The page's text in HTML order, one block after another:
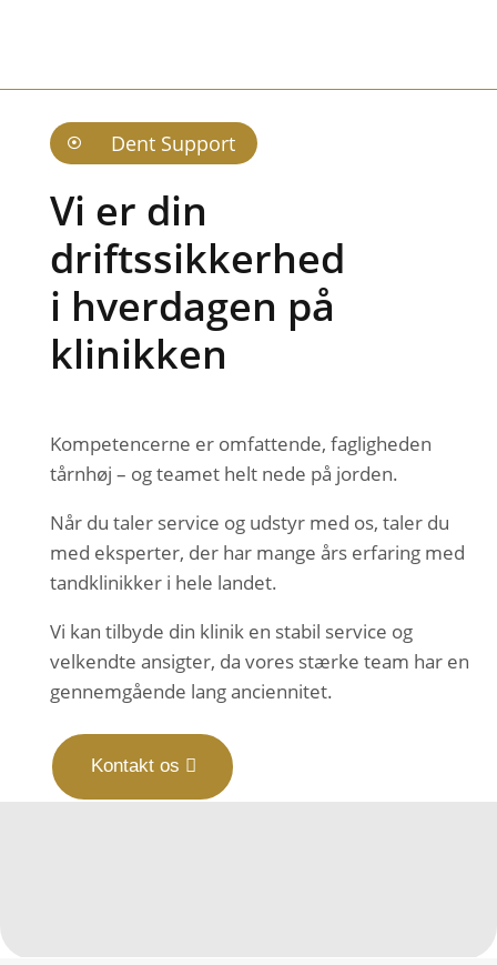
 Dent Support
Vi er din
driftssikkerhed
i hverdagen på
klinikken
Kompetencerne er omfattende, fagligheden
tårnhøj – og teamet helt nede på jorden.
Når du taler service og udstyr med os, taler du
med eksperter, der har mange års erfaring med
tandklinikker i hele landet.
Vi kan tilbyde din klinik en stabil service og
velkendte ansigter, da vores stærke team har en
gennemgående lang anciennitet.
Kontakt os